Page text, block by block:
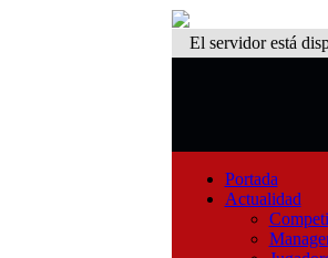
El servidor está
Portada
Actualidad